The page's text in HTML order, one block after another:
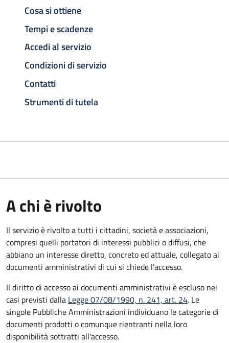
Cosa si ottiene
Tempi e scadenze
Accedi al servizio
Condizioni di servizio
Contatti
Strumenti di tutela
A chi è rivolto
Il servizio è rivolto a tutti i cittadini, società e associazioni,
compresi quelli portatori di interessi pubblici o diffusi, che
abbiano un interesse diretto, concreto ed attuale, collegato ai
documenti amministrativi di cui si chiede l’accesso.
Il diritto di accesso ai documenti amministrativi è escluso nei
casi previsti dalla Legge 07/08/1990, n. 241, art. 24. Le
singole Pubbliche Amministrazioni individuano le categorie di
documenti prodotti o comunque rientranti nella loro
disponibilità sottratti all'accesso.